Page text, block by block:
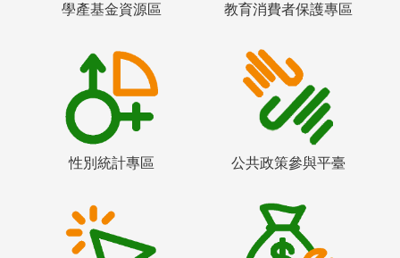
學產基金資源區 教育消費者保護專區
性別統計專區 公共政策參與平臺